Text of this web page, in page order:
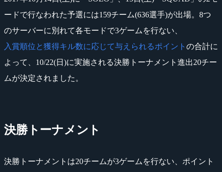
ードで行なわれた予選には159チーム(636選手)が出場。8つ
のサーバーに別れて各モードで3ゲームを行ない、
入賞順位と獲得キル数に応じて与えられるポイント の合計に
よって、10/22(日)に実施される決勝トーナメント進出20チー
ムが決定されました。
決勝トーナメント
決勝トーナメントは20チームが3ゲームを行ない、ポイント